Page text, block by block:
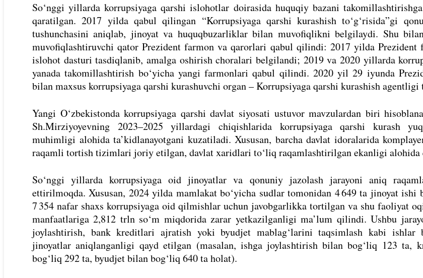
So‘nggi yillarda korrupsiyaga qarshi islohotlar doirasida huquqiy bazani
qaratilgan. 2017 yilda qabul qilingan “Korrupsiyaga qarshi kurashish to‘g‘risida”gi
tushunchasini aniqlab, jinoyat va huquqbuzarliklar bilan muvofiqlikni belgilaydi. Shu
muvofiqlashtiruvchi qator Prezident farmon va qarorlari qabul qilindi: 2017 yilda Prezident
islohot dasturi tasdiqlanib, amalga oshirish choralari belgilandi; 2019 va 2020 yillarda
yanada takomillashtirish bo‘yicha yangi farmonlari qabul qilindi. 2020 yil 29 iyunda
bilan maxsus korrupsiyaga qarshi kurashuvchi organ – Korrupsiyaga qarshi kurashish agentligi
Yangi O‘zbekistonda korrupsiyaga qarshi davlat siyosati ustuvor mavzulardan biri
Sh.Mirziyoyevning 2023–2025 yillardagi chiqishlarida korrupsiyaga qarshi kurash
muhimligi alohida ta’kidlanayotgani kuzatiladi. Xususan, barcha davlat idoralarida
raqamli tortish tizimlari joriy etilgan, davlat xaridlari to‘liq raqamlashtirilgan ekanligi alohida
So‘nggi yillarda korrupsiyaga oid jinoyatlar va qonuniy jazolash jarayoni aniq
ettirilmoqda. Xususan, 2024 yilda mamlakat bo‘yicha sudlar tomonidan 4 649 ta jinoyat ishi
7 354 nafar shaxs korrupsiyaga oid qilmishlar uchun javobgarlikka tortilgan va shu faoliyat
manfaatlariga 2,812 trln so‘m miqdorida zarar yetkazilganligi ma’lum qilindi. Ushbu
joylashtirish, bank kreditlari ajratish yoki byudjet mablag‘larini taqsimlash kabi ishlar
jinoyatlar aniqlanganligi qayd etilgan (masalan, ishga joylashtirish bilan bog‘liq 123 ta,
bog‘liq 292 ta, byudjet bilan bog‘liq 640 ta holat).